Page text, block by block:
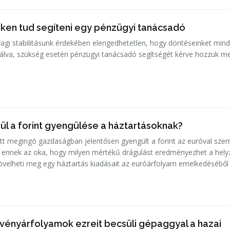
tud segíteni egy pénzügyi tanácsadó
stabilitásunk érdekében elengedhetetlen, hogy döntéseinket
szükség esetén pénzügyi tanácsadó segítségét kérve hozzuk
a forint gyengülése a háztartásoknak?
megingó gazdaságban jelentősen gyengült a forint az euróval
az oka, hogy milyen mértékű drágulást eredményezhet a
meg egy háztartás kiadásait az euróárfolyam
ezreit becsüli gépaggyal a hazai